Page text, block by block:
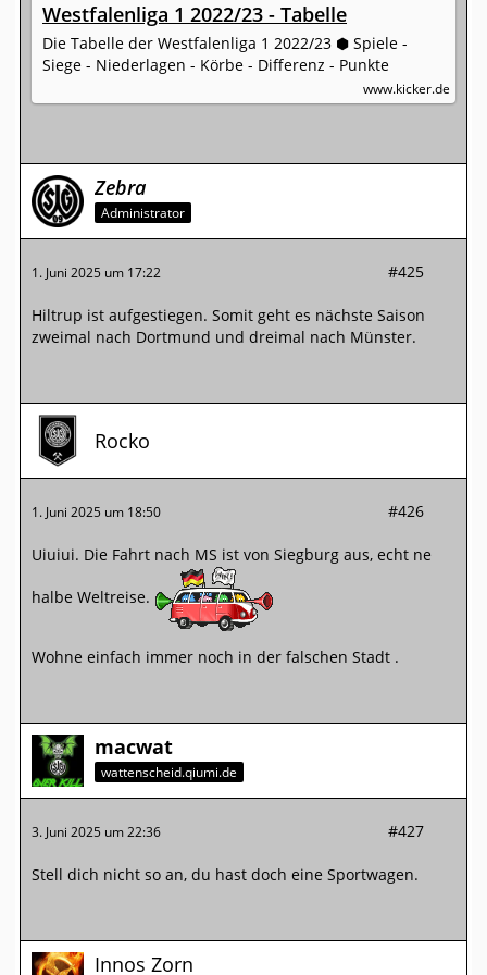
Westfalenliga 1 2022/23 - Tabelle
Die Tabelle der Westfalenliga 1 2022/23 ⬢ Spiele -
Siege - Niederlagen - Körbe - Differenz - Punkte
www.kicker.de
Zebra
Administrator
1. Juni 2025 um 17:22 #425
Hiltrup ist aufgestiegen. Somit geht es nächste Saison
zweimal nach Dortmund und dreimal nach Münster.
Rocko
1. Juni 2025 um 18:50 #426
Uiuiui. Die Fahrt nach MS ist von Siegburg aus, echt ne
halbe Weltreise.
Wohne einfach immer noch in der falschen Stadt .
macwat
wattenscheid.qiumi.de
3. Juni 2025 um 22:36 #427
Stell dich nicht so an, du hast doch eine Sportwagen.
Innos Zorn